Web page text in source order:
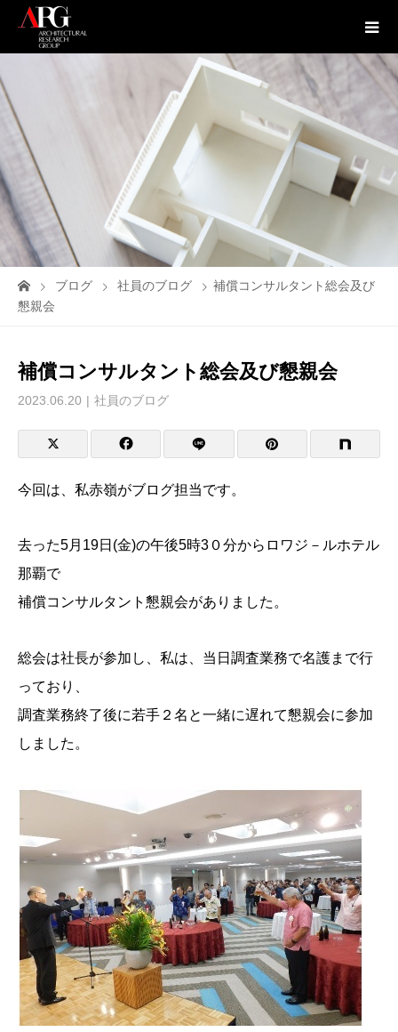
ブログ 社員のブログ
補償コンサルタント総会及び
懇親会
補償コンサルタント総会及び懇親会
2023.06.20 社員のブログ
今回は、私赤嶺がブログ担当です。
去った5月19日(金)の午後5時3０分からロワジ－ルホテル
那覇で
補償コンサルタント懇親会がありました。
総会は社長が参加し、私は、当日調査業務で名護まで行
っており、
調査業務終了後に若手２名と一緒に遅れて懇親会に参加
しました。